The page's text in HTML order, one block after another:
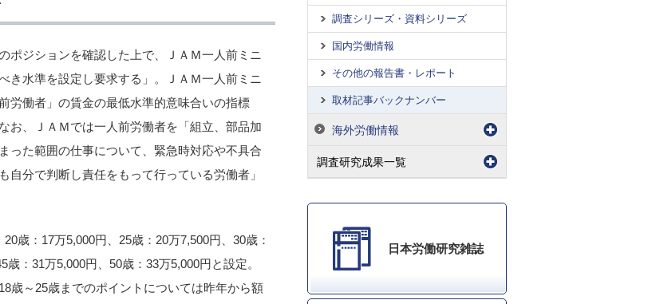
ポジションを確認した上で、ＪＡＭ一人前ミニ
き水準を設定し要求する」。ＪＡＭ一人前ミニ
労働者」の賃金の最低水準的意味合いの指標
お、ＪＡＭでは一人前労働者を「組立、部品加
った範囲の仕事について、緊急時対応や不具合
分で判断し責任をもって行っている労働者」
歳：17万5,000円、25歳：20万7,500円、30歳：
：31万5,000円、50歳：33万5,000円と設定。
歳～25歳までのポイントについては昨年から額
調査シリーズ・資料シリーズ
国内労働情報
その他の報告書・レポート
取材記事バックナンバー
海外労働情報
調査研究成果一覧
日本労働研究雑誌